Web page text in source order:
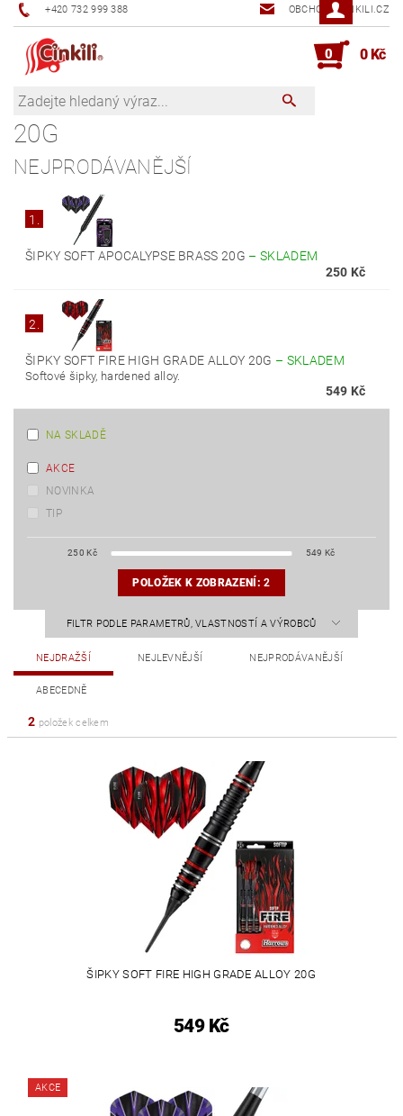
+420 732 999 388 OBCHOD@CINKILI.CZ
0 0 Kč
20G
NEJPRODÁVANĚJŠÍ
1.
ŠIPKY SOFT APOCALYPSE BRASS 20G –SKLADEM
250 Kč
2.
ŠIPKY SOFT FIRE HIGH GRADE ALLOY 20G – SKLADEM
Softové šipky, hardened alloy.
549 Kč
NA SKLADĚ
AKCE
NOVINKA
TIP
250 Kč 549 Kč
POLOŽEK K ZOBRAZENÍ:2
FILTR PODLE PARAMETRŮ, VLASTNOSTÍ A VÝROBCŮ
NEJDRAŽŠÍ NEJLEVNĚJŠÍ NEJPRODÁVANĚJŠÍ
ABECEDNĚ
2 položek celkem
ŠIPKY SOFT FIRE HIGH GRADE ALLOY 20G
549 Kč
AKCE